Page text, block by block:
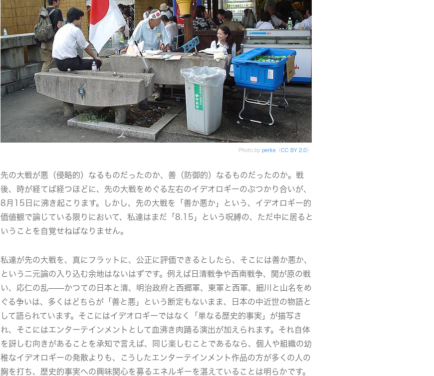
Photo by perke（CC BY 2.0 ）
先の大戦が悪（侵略的）なるものだったのか、善（防御的）なるものだったのか。戦
後、時が経てば経つほどに、先の大戦をめぐる左右のイデオロギーのぶつかり合いが、
8月15日に沸き起こります。しかし、先の大戦を「善か悪か」という、イデオロギー的
価値観で論じている限りにおいて、私達はまだ「8.15」という呪縛の、ただ中に居ると
いうことを自覚せねばなりません。
私達が先の大戦を、真にフラットに、公正に評価できるとしたら、そこには善か悪か、
という二元論の入り込む余地はないはずです。例えば日清戦争や西南戦争、関が原の戦
い、応仁の乱——かつての日本と清、明治政府と西郷軍、東軍と西軍、細川と山名をめ
ぐる争いは、多くはどちらが「善と悪」という断定もないまま、日本の中近世の物語と
して語られています。そこにはイデオロギーではなく「単なる歴史的事実」が描写さ
れ、そこにはエンターテインメントとして血沸き肉踊る演出が加えられます。それ自体
を訝しむ向きがあることを承知で言えば、同じ楽しむことであるなら、個人や組織の幼
稚なイデオロギーの発散よりも、こうしたエンターテインメント作品の方が多くの人の
胸を打ち、歴史的事実への興味関心を募るエネルギーを湛えていることは明らかです。